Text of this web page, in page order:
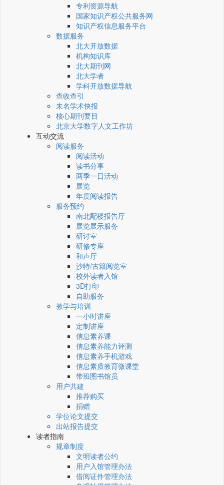
专利资源导航
国家知识产权公共服务网
知识产权信息服务平台
数据服务
北大开放数据
机构知识库
北大期刊网
北大学者
学科开放数据导航
查收查引
未名学术快报
核心期刊要目
北京大学数字人文工作坊
互动交流
阅读服务
阅读活动
读书分享
两季一日活动
展览
年度阅读报告
服务预约
南北配楼报告厅
展览展示服务
研讨室
研修专座
和声厅
沙特/古籍阅览室
校外读者入馆
3D打印
自助服务
教学与培训
一小时讲座
定制讲座
信息素养课
信息素养能力评测
信息素养手机游戏
信息素质教育微课堂
带班图书馆员
用户共建
推荐购买
捐赠
学位论文提交
出站报告提交
读者指南
规章制度
文明读者公约
用户入馆管理办法
借阅证件管理办法